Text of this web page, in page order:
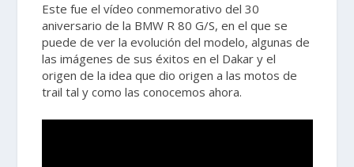
Este fue el vídeo conmemorativo del 30
aniversario de la BMW R 80 G/S, en el que se
puede de ver la evolución del modelo, algunas de
las imágenes de sus éxitos en el Dakar y el
origen de la idea que dio origen a las motos de
trail tal y como las conocemos ahora.